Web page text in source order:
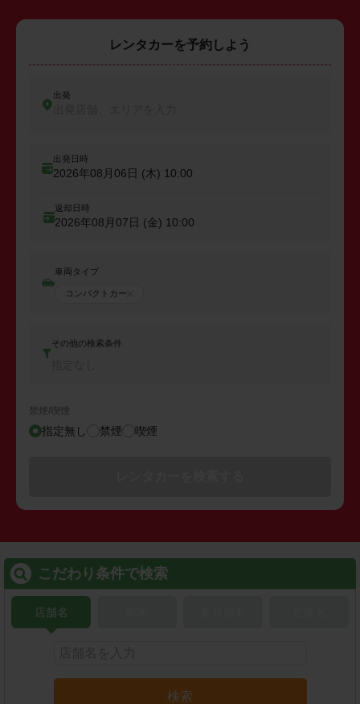
レンタカーを予約しよう
出発
出発日時
2026年08月06日 (木) 10:00
返却日時
2026年08月07日 (金) 10:00
車両タイプ
コンパクトカー
その他の検索条件
禁煙/喫煙
指定無し 禁煙 喫煙
こだわり条件で検索
店舗名
検索